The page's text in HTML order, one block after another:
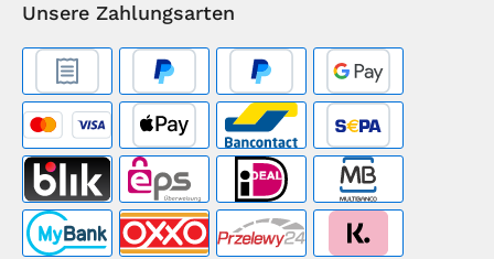
Unsere Zahlungsarten